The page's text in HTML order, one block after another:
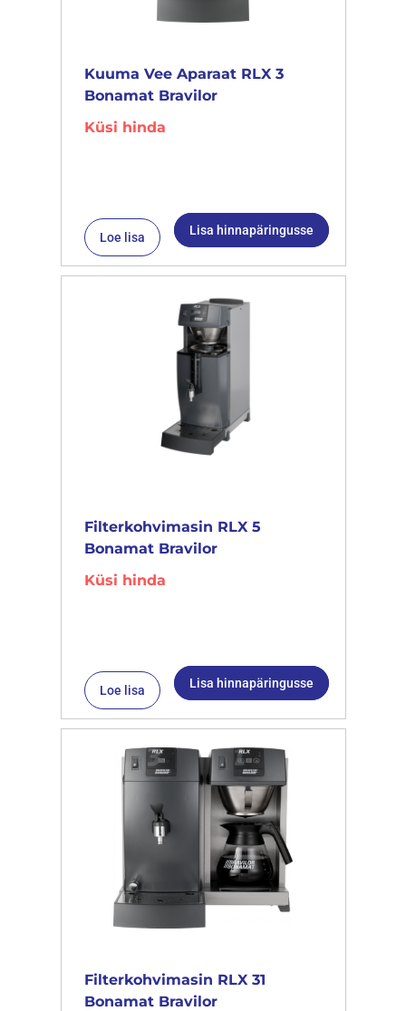
Kuuma Vee Aparaat RLX 3
Bonamat Bravilor
Küsi hinda
Loe lisa Lisa hinnapäringusse
Filterkohvimasin RLX 5
Bonamat Bravilor
Küsi hinda
Loe lisa Lisa hinnapäringusse
Filterkohvimasin RLX 31
Bonamat Bravilor